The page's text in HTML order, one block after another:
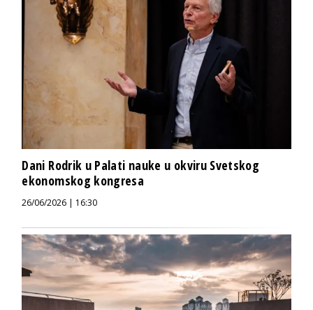
Dani Rodrik u Palati nauke u okviru Svetskog
ekonomskog kongresa
26/06/2026 | 16:30